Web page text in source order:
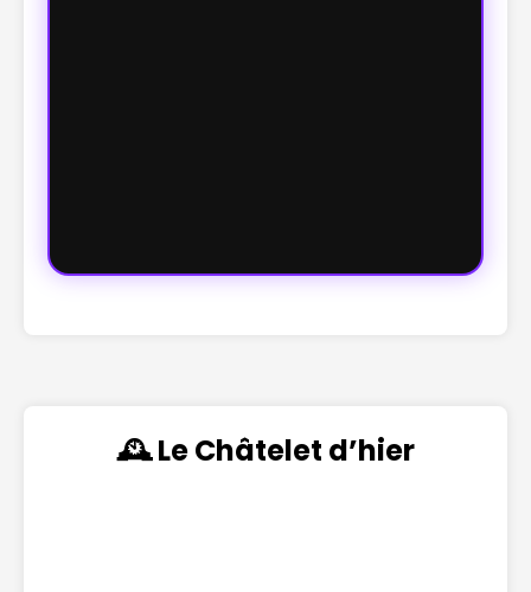
🕰️ Le Châtelet d’hier